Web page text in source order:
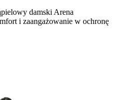
damski Arena
i zaangażowanie w ochronę